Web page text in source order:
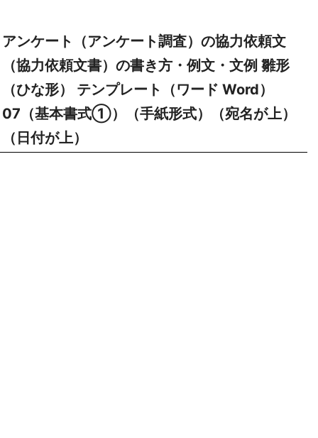
アンケート（アンケート調査）の協力依頼文
（協力依頼文書）の書き方・例文・文例 雛形
（ひな形） テンプレート（ワード Word）
07（基本書式①）（手紙形式）（宛名が上）
（日付が上）